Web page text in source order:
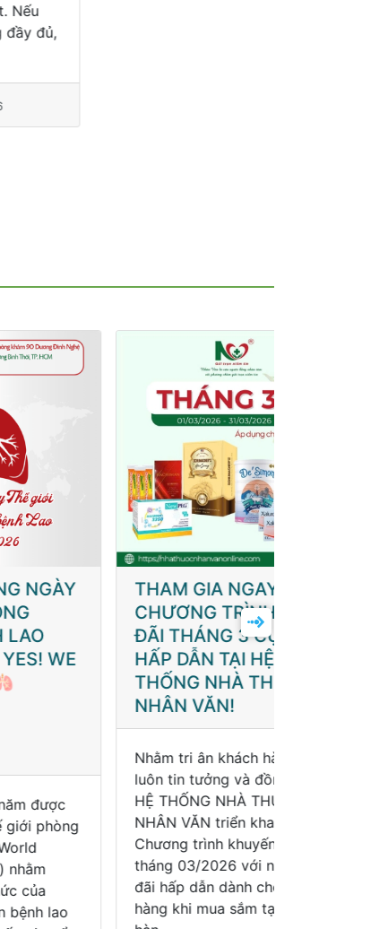
gây tắc nghẽn đường thở, tr
Thứ Năm, 23 tháng 7, 2026
THAM GIA NGAY:
CHƯƠNG TRÌNH ƯU
ĐÃI THÁNG 3 CỰC
HẤP DẪN TẠI HỆ
THỐNG NHÀ THUỐC
NHÂN VĂN!
Nhằm tri ân khách hàng đã
luôn tin tưởng và đồng hành,
HỆ THỐNG NHÀ THUỐC
NHÂN VĂN triển khai
Chương trình khuyến mãi
tháng 03/2026 với nhiều ưu